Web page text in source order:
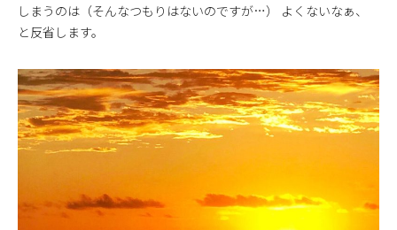
しまうのは（そんなつもりはないのですが…） よくないなぁ、
と反省します。